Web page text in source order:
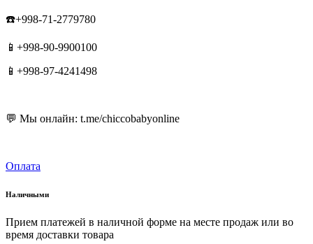
☎️+998-71-2779780
📱+998-90-9900100
📱+998-97-4241498
💬 Мы онлайн: t.me/chiccobabyonline
Оплата
Наличными
Прием платежей в наличной форме на месте продаж или во
время доставки товара